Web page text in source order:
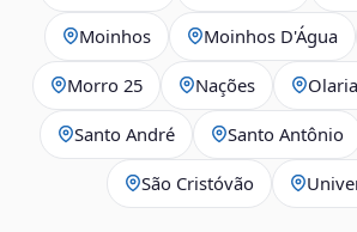
Moinhos Moinhos D'Água
Morro 25 Nações
Santo André Santo Antônio
São Cristóvão